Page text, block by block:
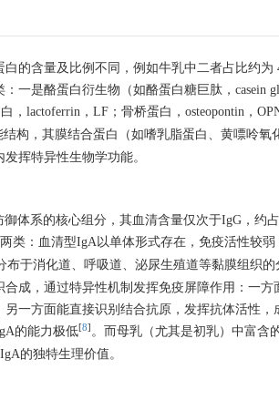
的含量及比例不同，例如牛乳中二者占比约为
一是酪蛋白衍生物（如酪蛋白糖巨肽，casein
，lactoferrin，LF；骨桥蛋白，osteopontin，OPN
构，其膜结合蛋白（如嗜乳脂蛋白、黄嘌呤氧
挥特异性生物学功能。
体系的核心组分，其血清含量仅次于IgG，约
类：血清型IgA以单体形式存在，免疫活性较
布于消化道、呼吸道、泌尿生殖道等黏膜组织
成，通过特异性机制发挥免疫屏障作用：一
一方面能直接识别结合抗原，发挥抗体活性
的能力极低[8] 。而母乳（尤其是初乳）中富含
的独特生理价值。